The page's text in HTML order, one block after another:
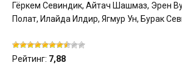
Гёркем Севиндик, Айтач Шашмаз, Эрен
Полат, Илайда Илдир, Ягмур Ун, Бурак
Рейтинг: 7,88